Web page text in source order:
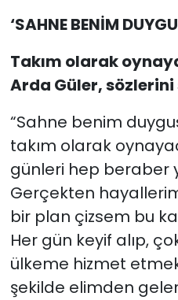
‘SAHNE BENİM
Takım olarak
Arda Güler,
“Sahne benim
takım olarak
günleri hep beraber
Gerçekten
bir plan çizsem bu
Her gün keyif alıp,
ülkeme hizmet
şekilde elimden